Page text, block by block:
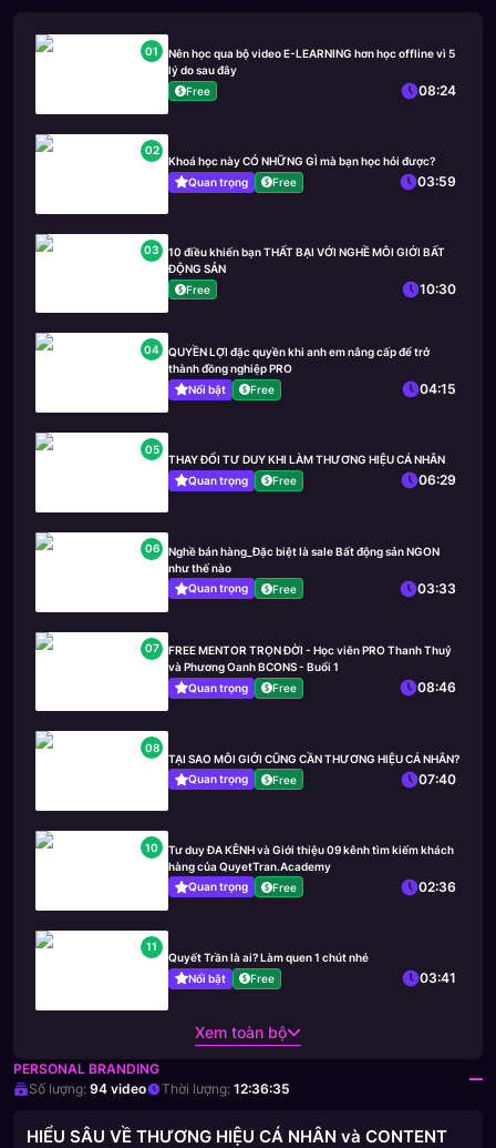
01
Nên học qua bộ video E-LEARNING hơn học offline vì 5
lý do sau đây
Free
08:24
02
Khoá học này CÓ NHỮNG GÌ mà bạn học hỏi được?
Quan trọng
Free 03:59
03
10 điều khiến bạn THẤT BẠI VỚI NGHỀ MÔI GIỚI BẤT
ĐỘNG SẢN
Free
10:30
04
QUYỀN LỢI đặc quyền khi anh em nâng cấp để trở
thành đồng nghiệp PRO
Nổi bật
Free 04:15
05
THAY ĐỔI TƯ DUY KHI LÀM THƯƠNG HIỆU CÁ NHÂN
Quan trọng
Free 06:29
06
Nghề bán hàng_Đặc biệt là sale Bất động sản NGON
như thế nào
Quan trọng
Free 03:33
07
FREE MENTOR TRỌN ĐỜI - Học viên PRO Thanh Thuỷ
và Phương Oanh BCONS - Buổi 1
Quan trọng
Free 08:46
08
TẠI SAO MÔI GIỚI CŨNG CẦN THƯƠNG HIỆU CÁ NHÂN?
Quan trọng
Free 07:40
10
Tư duy ĐA KÊNH và Giới thiệu 09 kênh tìm kiếm khách
hàng của QuyetTran.Academy
Quan trọng
Free 02:36
11
Quyết Trần là ai? Làm quen 1 chút nhé
Nổi bật
Free 03:41
Xem toàn bộ
PERSONAL BRANDING
Số lượng: 94 video Thời lượng: 12:36:35
HIỂU SÂU VỀ THƯƠNG HIỆU CÁ NHÂN và CONTENT